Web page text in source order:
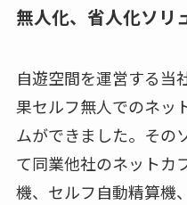
無人化、省人化ソリ
自遊空間を運営する当
果セルフ無人でのネッ
ムができました。その
て同業他社のネットカ
機、セルフ自動精算機